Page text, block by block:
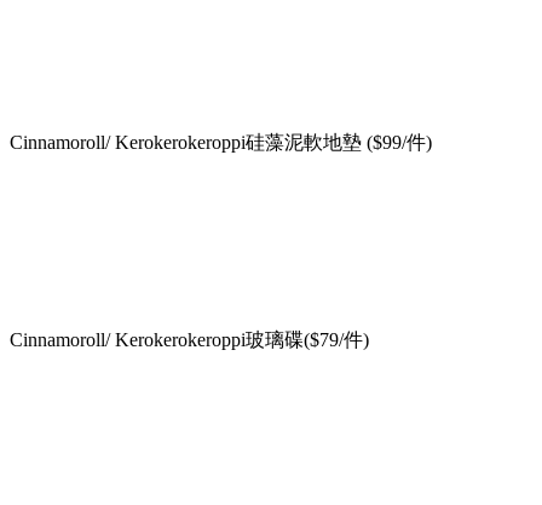
Cinnamoroll/ Kerokerokeroppi硅藻泥軟地墊 ($99/件)
Cinnamoroll/ Kerokerokeroppi玻璃碟($79/件)